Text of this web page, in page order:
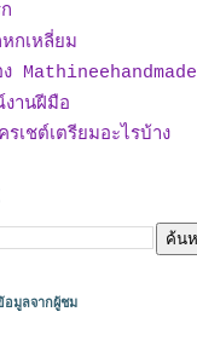
กเหลี่ยม
Mathineehandmade
านฝีมือ
รเชต์เตรียมอะไรบ้าง
อมูลจากผู้ชม